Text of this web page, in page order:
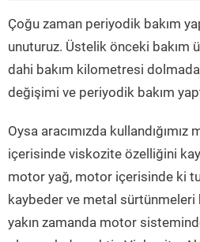
Çoğu zaman periyodik bakım
unuturuz. Üstelik önceki bakım
dahi bakım kilometresi
değişimi ve periyodik bakım
Oysa aracımızda kullandığımız
içerisinde viskozite özelliğini
motor yağ, motor içerisinde ki
kaybeder ve metal sürtünmeleri
yakın zamanda motor